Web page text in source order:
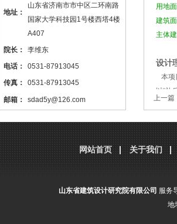
地址：
山东省济南市市中区二环南路
国家大学科技园1号楼西塔4楼
A407
院长：
李维东
电话：
0531-87913045
传真：
0531-87913045
邮箱：
sdad5y@126.com
设计 ，本站网址
http://www.sdjzsj5y.com
，转载请标明出处！
用地
建筑
主体
设计
本项
以“礼
以儒
上一篇
网站首页 关于我们
山东省建筑设计研究院有限公司 服务
地